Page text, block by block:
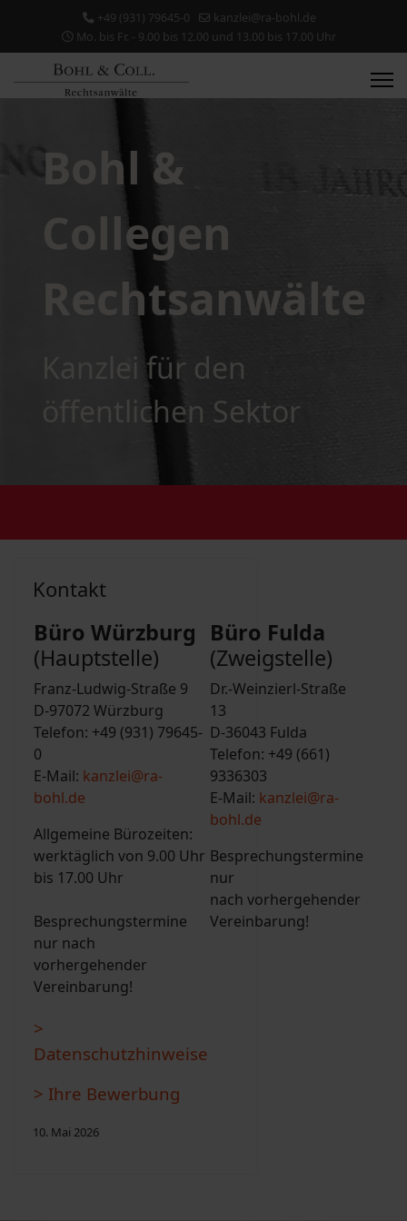
+49 (931) 79645-0
kanzlei@ra-bohl.de
Mo. bis Fr. - 9.00 bis 12.00 und 13.00 bis 17.00 Uhr
Bohl &
Collegen
Rechtsanwälte
Kanzlei für den
öffentlichen Sektor
Kontakt
Büro Würzburg
(Hauptstelle)
Franz-Ludwig-Straße 9
D-97072 Würzburg
Telefon: +49 (931) 79645-
0
E-Mail: kanzlei@ra-
bohl.de
Allgemeine Bürozeiten:
werktäglich von 9.00 Uhr
bis 17.00 Uhr
Besprechungstermine
nur nach
vorhergehender
Vereinbarung!
Büro Fulda
(Zweigstelle)
Dr.-Weinzierl-Straße
13
D-36043 Fulda
Telefon: +49 (661)
9336303
E-Mail: kanzlei@ra-
bohl.de
Besprechungstermine
nur
nach vorhergehender
Vereinbarung!
>
Datenschutzhinweise
> Ihre Bewerbung
10. Mai 2026